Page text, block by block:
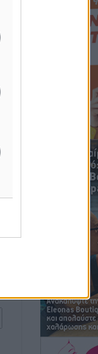
Τοπικές
την
Τοπικές
την
Αθλητικά•
Άρης
Αθλητικά•